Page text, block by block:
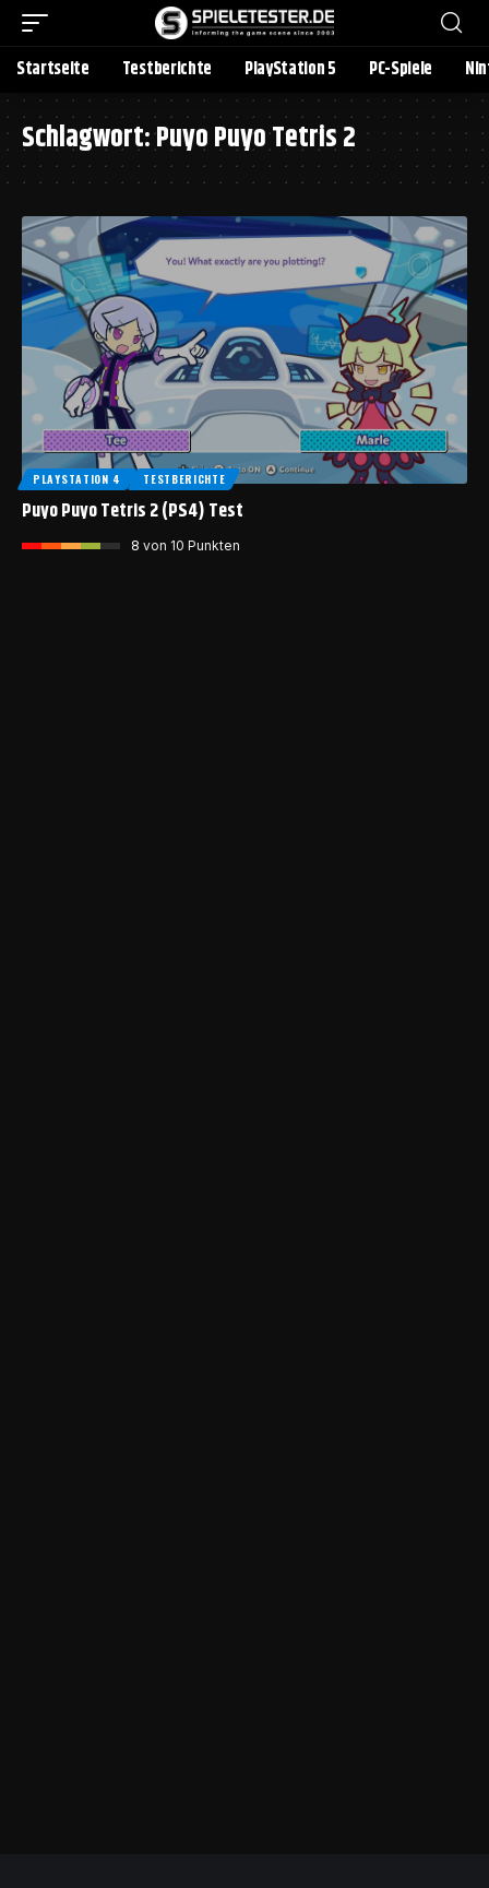
Startseite Testberichte PlayStation 5 PC-Spiele
Schlagwort:Puyo Puyo Tetris 2
PLAYSTATION 4 TESTBERICHTE
Puyo Puyo Tetris 2 (PS4) Test
8 von 10 Punkten